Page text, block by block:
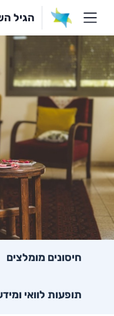
הגיל
חיסונים מומלצים
תופעות לוואי